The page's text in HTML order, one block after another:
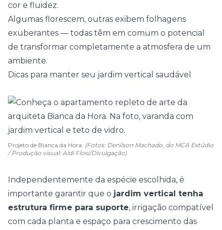
cor e fluidez.
Algumas florescem, outras exibem folhagens
exuberantes — todas têm em comum o potencial
de transformar completamente a atmosfera de um
ambiente.
Dicas para manter seu jardim vertical saudável
Projeto de Bianca da Hora. (Fotos: Denilson Machado, do MCA Estúdio
/ Produção visual: Aldi Flosi/Divulgação)
Independentemente da espécie escolhida, é
importante garantir que o jardim vertical tenha
estrutura firme para suporte, irrigação compatível
com cada planta e espaço para crescimento das